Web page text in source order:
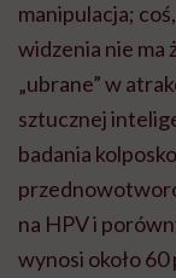
manipulacja;
widzenia nie ma
„ubrane” w
sztucznej
badania
na HPV i
wynosi około